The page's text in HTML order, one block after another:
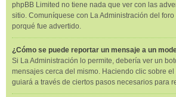
phpBB Limited no tiene nada que ver con las
sitio. Comuníquese con La Administración del
porqué fue advertido.
¿Cómo se puede reportar un mensaje a un
Si La Administración lo permite, debería ver un
mensajes cerca del mismo. Haciendo clic sobre
guiará a través de ciertos pasos necesarios para